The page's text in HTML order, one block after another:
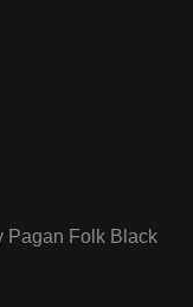
Pagan Folk Black